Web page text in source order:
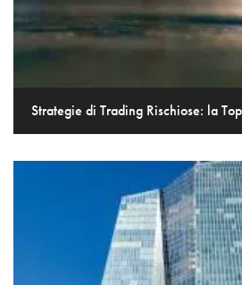
Strategie di Trading Rischiose: la